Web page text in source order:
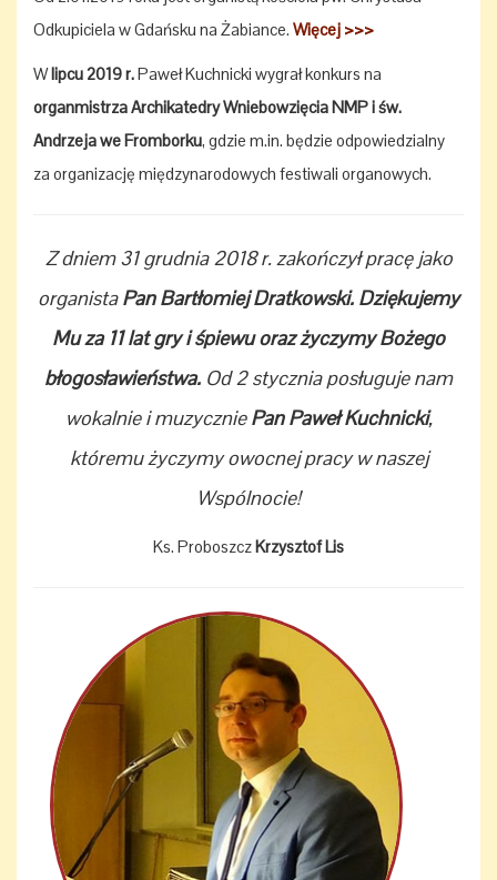
Odkupiciela w Gdańsku na Żabiance. Więcej >>>
Wlipcu 2019 r.Paweł Kuchnicki wygrał konkurs na
organmistrza Archikatedry Wniebowzięcia NMP i św.
Andrzeja we Fromborku, gdzie m.in. będzie odpowiedzialny
za organizację międzynarodowych festiwali organowych.
Z dniem 31 grudnia 2018 r. zakończył pracę jako
organistaPan Bartłomiej Dratkowski. Dziękujemy
Mu za 11 lat gry i śpiewu oraz życzymy Bożego
błogosławieństwa. Od 2 stycznia posługuje nam
wokalnie i muzyczniePan Paweł Kuchnicki,
któremu życzymy owocnej pracy w naszej
Wspólnocie!
Ks. ProboszczKrzysztof Lis